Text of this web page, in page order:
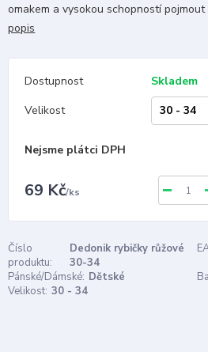
omakem a vysokou schopností
popis
Dostupnost
Skladem
Velikost
Nejsme plátci DPH
69 Kč/ks
Číslo
produktu:
Dedonik rybičky růžové
30-34
Pánské/Dámské: Dětské
Velikost: 30 - 34